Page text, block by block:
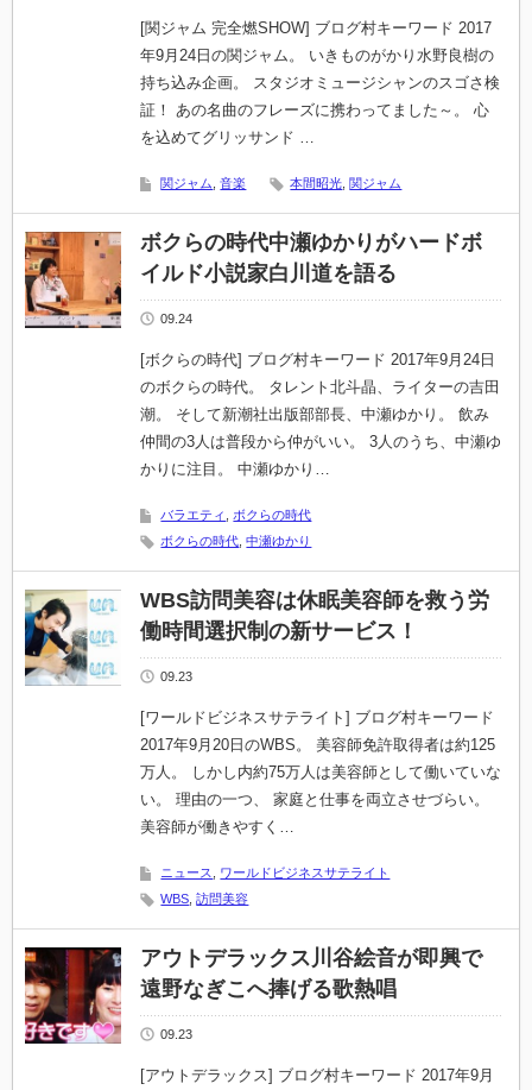
[関ジャム 完全燃SHOW] ブログ村キーワード 2017
年9月24日の関ジャム。 いきものがかり水野良樹の
持ち込み企画。 スタジオミュージシャンのスゴさ検
証！ あの名曲のフレーズに携わってました～。 心
を込めてグリッサンド …
関ジャム ,音楽 本間昭光 ,関ジャム
ボクらの時代中瀬ゆかりがハードボ
イルド小説家白川道を語る
09.24
[ボクらの時代] ブログ村キーワード 2017年9月24日
のボクらの時代。 タレント北斗晶、ライターの吉田
潮。 そして新潮社出版部部長、中瀬ゆかり。 飲み
仲間の3人は普段から仲がいい。 3人のうち、中瀬ゆ
かりに注目。 中瀬ゆかり…
バラエティ
ボクらの時代
ボクらの時代 ,中瀬ゆかり
WBS訪問美容は休眠美容師を救う労
働時間選択制の新サービス！
09.23
[ワールドビジネスサテライト] ブログ村キーワード
2017年9月20日のWBS。 美容師免許取得者は約125
万人。 しかし内約75万人は美容師として働いていな
い。 理由の一つ、 家庭と仕事を両立させづらい。
美容師が働きやすく…
ニュース
ワールドビジネスサテライト
WBS ,訪問美容
アウトデラックス川谷絵音が即興で
遠野なぎこへ捧げる歌熱唱
09.23
[アウトデラックス] ブログ村キーワード 2017年9月